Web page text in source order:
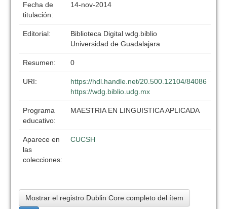
Fecha de
titulación:
14-nov-2014
Editorial:
Biblioteca Digital wdg.biblio
Universidad de Guadalajara
Resumen: 0
URI:
https://hdl.handle.net/20.500.12104/84086
https://wdg.biblio.udg.mx
Programa
educativo:
MAESTRIA EN LINGUISTICA APLICADA
Aparece en
las
colecciones:
CUCSH
Mostrar el registro Dublin Core completo del ítem